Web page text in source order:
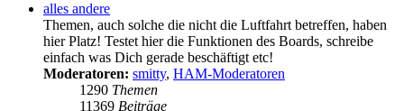
alles andere
Themen, auch solche die nicht die Luftfahrt betreffen, haben
hier Platz! Testet hier die Funktionen des Boards, schreibe
einfach was Dich gerade beschäftigt etc!
Moderatoren: smitty, HAM-Moderatoren
1290 Themen
11369 Beiträge